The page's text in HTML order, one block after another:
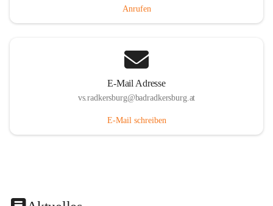
Anrufen
E-Mail Adresse
vs.radkersburg@badradkersburg.at
E-Mail schreiben